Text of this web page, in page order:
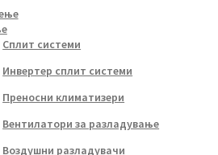
Сплит системи
Инвертер сплит системи
Преносни климатизери
Вентилатори за разладување
Воздушни разладувачи